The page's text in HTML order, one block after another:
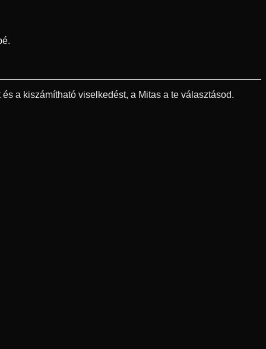
a kiszámítható viselkedést, a Mitas a te választásod.